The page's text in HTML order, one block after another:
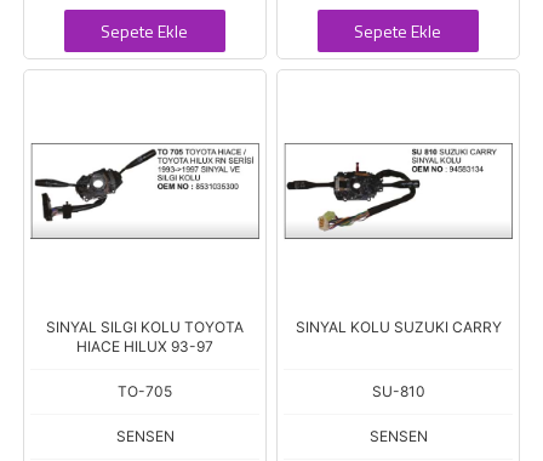
Sepete Ekle Sepete Ekle
SINYAL SILGI KOLU TOYOTA
HIACE HILUX 93-97
TO-705
SENSEN
SINYAL KOLU SUZUKI CARRY
SU-810
SENSEN